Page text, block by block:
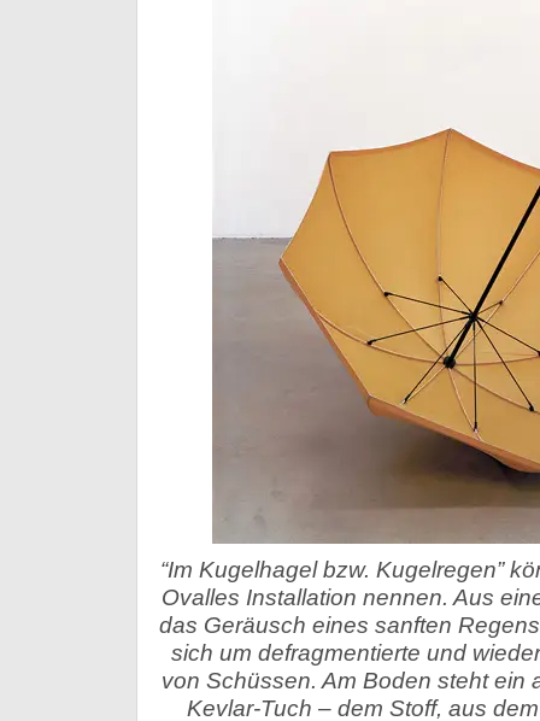
“Im Kugelhagel bzw. Kugelregen”
Ovalles Installation nennen. Aus
das Geräusch eines sanften
sich um defragmentierte und
von Schüssen. Am Boden steht ein
Kevlar-Tuch – dem Stoff, aus